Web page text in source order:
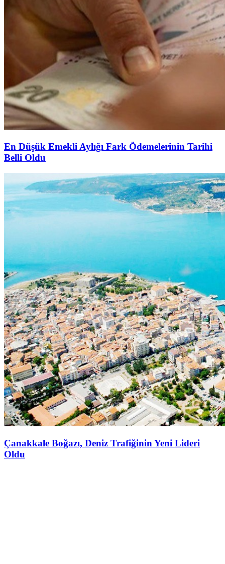
En Düşük Emekli Aylığı Fark Ödemelerinin Tarihi
Belli Oldu
Çanakkale Boğazı, Deniz Trafiğinin Yeni Lideri
Oldu